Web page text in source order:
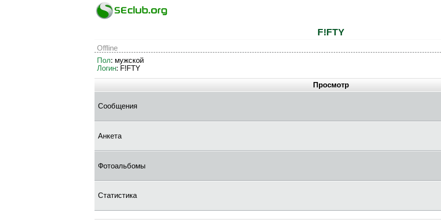
F!FTY
Offline
Пол: мужской
Логин: F!FTY
Просмотр
Сообщения
Анкета
Фотоальбомы
Статистика